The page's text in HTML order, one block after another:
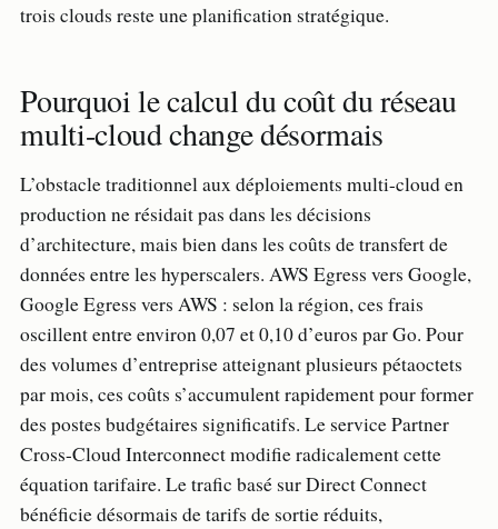
trois clouds reste une planification stratégique.
Pourquoi le calcul du coût du réseau
multi-cloud change désormais
L’obstacle traditionnel aux déploiements multi-cloud en
production ne résidait pas dans les décisions
d’architecture, mais bien dans les coûts de transfert de
données entre les hyperscalers. AWS Egress vers Google,
Google Egress vers AWS : selon la région, ces frais
oscillent entre environ 0,07 et 0,10 d’euros par Go. Pour
des volumes d’entreprise atteignant plusieurs pétaoctets
par mois, ces coûts s’accumulent rapidement pour former
des postes budgétaires significatifs. Le service Partner
Cross-Cloud Interconnect modifie radicalement cette
équation tarifaire. Le trafic basé sur Direct Connect
bénéficie désormais de tarifs de sortie réduits,